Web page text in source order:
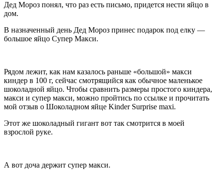
Дед Мороз понял, что раз есть письмо, придется нести яйцо в
дом.
В назначенный день Дед Мороз принес подарок под елку —
большое яйцо Супер Макси.
Рядом лежит, как нам казалось раньше «большой» макси
киндер в 100 г, сейчас смотрящийся как обычное маленькое
шоколадной яйцо. Чтобы сравнить размеры простого киндера,
макси и супер макси, можно пройтись по ссылке и прочитать
мой отзыв о Шоколадном яйце Kinder Surprise maxi.
Этот же шоколадный гигант вот так смотрится в моей
взрослой руке.
А вот доча держит супер макси.